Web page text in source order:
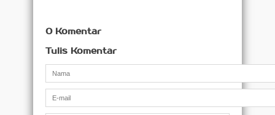
0 Komentar
Tulis Komentar